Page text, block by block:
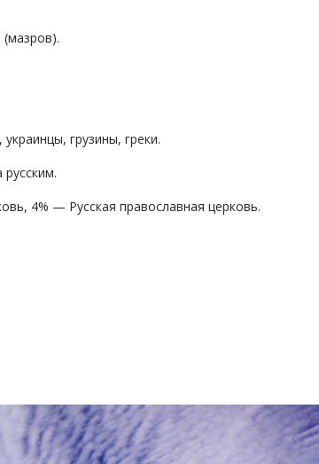
грузины, греки.
4% — Русская православная церковь.